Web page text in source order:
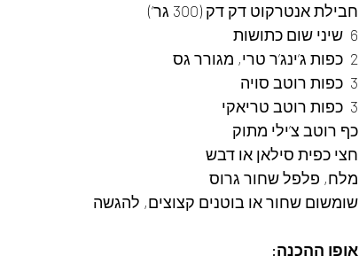
חבילת אנטרקוט דק דק (300 גר’)
6  שיני שום כתושות
2  כפות ג’ינג’ר טרי, מגורר גס
3  כפות רוטב סויה
3  כפות רוטב טריאקי
כף רוטב צ’ילי מתוק
חצי כפית סילאן או דבש
מלח, פלפל שחור גרוס
שומשום שחור או בוטנים קצוצים, להגשה
אופן ההכנה: